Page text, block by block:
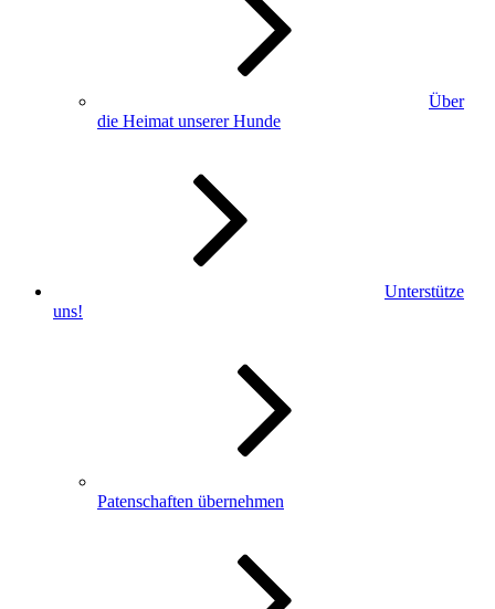
Über
die Heimat unserer Hunde
Unterstütze
uns!
Patenschaften übernehmen